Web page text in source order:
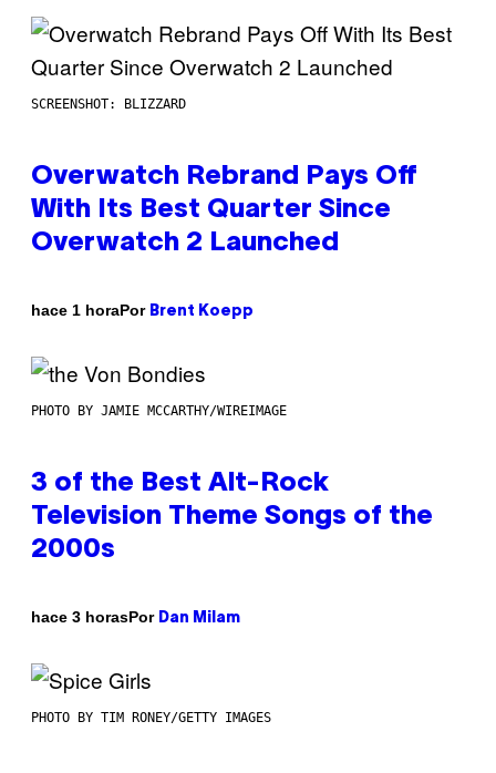
SCREENSHOT: BLIZZARD
Overwatch Rebrand Pays Off
With Its Best Quarter Since
Overwatch 2 Launched
hace 1 horaPor Brent Koepp
PHOTO BY JAMIE MCCARTHY/WIREIMAGE
3 of the Best Alt-Rock
Television Theme Songs of the
2000s
hace 3 horasPor Dan Milam
PHOTO BY TIM RONEY/GETTY IMAGES